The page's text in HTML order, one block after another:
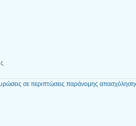
σε περιπτώσεις παράνομης